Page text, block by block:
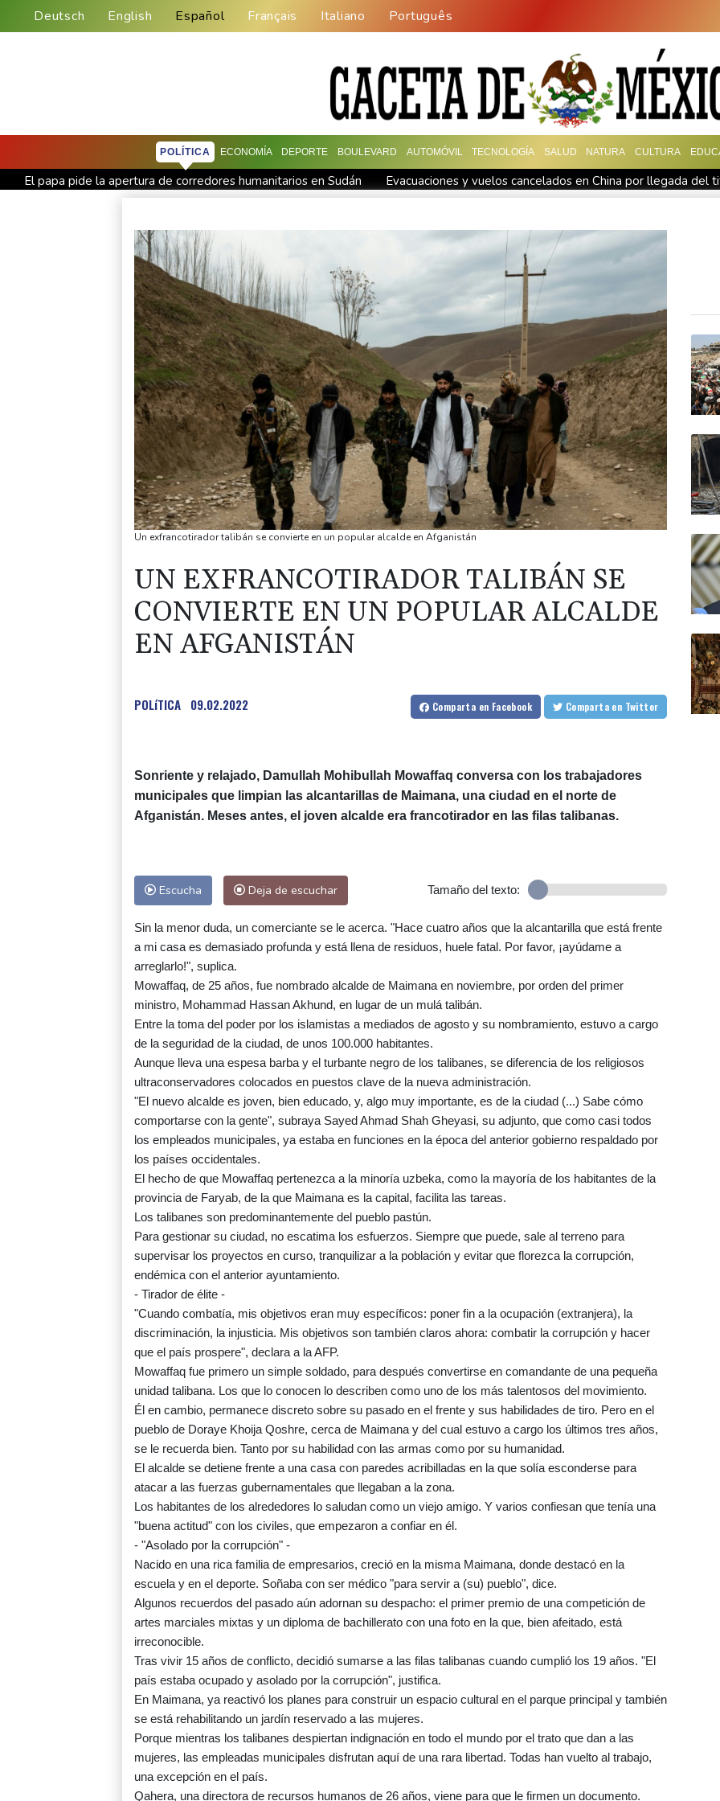
Deutsch English Español Français Italiano Português
POLÍTICA ECONOMÍA DEPORTE BOULEVARD AUTOMÓVIL TECNOLOGÍA SALUD NATURA CULTURA
El papa pide la apertura de corredores humanitarios en Sudán
Evacuaciones y vuelos cancelados en China por llegada del
La fiebre del oro transforma vidas y paisajes en Afganistán
Irán plantea condiciones para la reapertura del estrecho de
Evacuaciones y vuelos cancelados en China al acercarse el tifón Dolphin
Llega Messi a Argentina para despedir a su padre
La FIFA contraataca y denuncia "un esfuerzo concertado para socavar a su presidente"
Erupción del Etna obliga a
Un exfrancotirador talibán se convierte en un popular alcalde en Afganistán
UN EXFRANCOTIRADOR TALIBÁN SE
CONVIERTE EN UN POPULAR ALCALDE
EN AFGANISTÁN
POLíTICA 09.02.2022 Comparta en Facebook Comparta en Twitter
Sonriente y relajado, Damullah Mohibullah Mowaffaq conversa con los trabajadores
municipales que limpian las alcantarillas de Maimana, una ciudad en el norte de
Afganistán. Meses antes, el joven alcalde era francotirador en las filas talibanas.
Escucha Deja de escuchar Tamaño del texto:
Sin la menor duda, un comerciante se le acerca. "Hace cuatro años que la alcantarilla que está frente
a mi casa es demasiado profunda y está llena de residuos, huele fatal. Por favor, ¡ayúdame a
arreglarlo!", suplica.
Mowaffaq, de 25 años, fue nombrado alcalde de Maimana en noviembre, por orden del primer
ministro, Mohammad Hassan Akhund, en lugar de un mulá talibán.
Entre la toma del poder por los islamistas a mediados de agosto y su nombramiento, estuvo a cargo
de la seguridad de la ciudad, de unos 100.000 habitantes.
Aunque lleva una espesa barba y el turbante negro de los talibanes, se diferencia de los religiosos
ultraconservadores colocados en puestos clave de la nueva administración.
"El nuevo alcalde es joven, bien educado, y, algo muy importante, es de la ciudad (...) Sabe cómo
comportarse con la gente", subraya Sayed Ahmad Shah Gheyasi, su adjunto, que como casi todos
los empleados municipales, ya estaba en funciones en la época del anterior gobierno respaldado por
los países occidentales.
El hecho de que Mowaffaq pertenezca a la minoría uzbeka, como la mayoría de los habitantes de la
provincia de Faryab, de la que Maimana es la capital, facilita las tareas.
Los talibanes son predominantemente del pueblo pastún.
Para gestionar su ciudad, no escatima los esfuerzos. Siempre que puede, sale al terreno para
supervisar los proyectos en curso, tranquilizar a la población y evitar que florezca la corrupción,
endémica con el anterior ayuntamiento.
- Tirador de élite -
"Cuando combatía, mis objetivos eran muy específicos: poner fin a la ocupación (extranjera), la
discriminación, la injusticia. Mis objetivos son también claros ahora: combatir la corrupción y hacer
que el país prospere", declara a la AFP.
Mowaffaq fue primero un simple soldado, para después convertirse en comandante de una pequeña
unidad talibana. Los que lo conocen lo describen como uno de los más talentosos del movimiento.
Él en cambio, permanece discreto sobre su pasado en el frente y sus habilidades de tiro. Pero en el
pueblo de Doraye Khoija Qoshre, cerca de Maimana y del cual estuvo a cargo los últimos tres años,
se le recuerda bien. Tanto por su habilidad con las armas como por su humanidad.
El alcalde se detiene frente a una casa con paredes acribilladas en la que solía esconderse para
atacar a las fuerzas gubernamentales que llegaban a la zona.
Los habitantes de los alrededores lo saludan como un viejo amigo. Y varios confiesan que tenía una
"buena actitud" con los civiles, que empezaron a confiar en él.
- "Asolado por la corrupción" -
Nacido en una rica familia de empresarios, creció en la misma Maimana, donde destacó en la
escuela y en el deporte. Soñaba con ser médico "para servir a (su) pueblo", dice.
Algunos recuerdos del pasado aún adornan su despacho: el primer premio de una competición de
artes marciales mixtas y un diploma de bachillerato con una foto en la que, bien afeitado, está
irreconocible.
Tras vivir 15 años de conflicto, decidió sumarse a las filas talibanas cuando cumplió los 19 años. "El
país estaba ocupado y asolado por la corrupción", justifica.
En Maimana, ya reactivó los planes para construir un espacio cultural en el parque principal y también
se está rehabilitando un jardín reservado a las mujeres.
Porque mientras los talibanes despiertan indignación en todo el mundo por el trato que dan a las
mujeres, las empleadas municipales disfrutan aquí de una rara libertad. Todas han vuelto al trabajo,
una excepción en el país.
Qahera, una directora de recursos humanos de 26 años, viene para que le firmen un documento.